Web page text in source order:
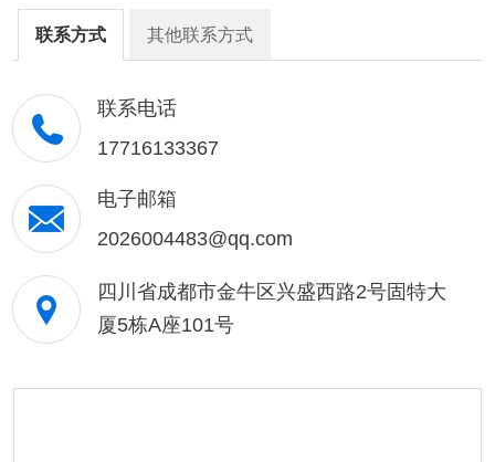
联系方式 其他联系方式
联系电话
17716133367
电子邮箱
2026004483@qq.com
四川省成都市金牛区兴盛西路2号固特大
厦5栋A座101号